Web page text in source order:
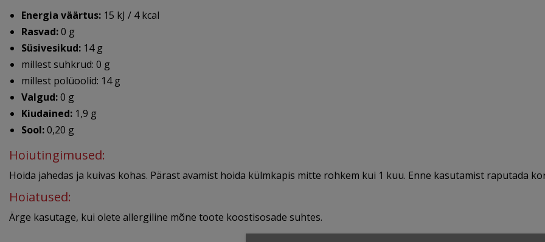
Energia väärtus: 15 kJ / 4 kcal
Rasvad:0 g
Süsivesikud: 14 g
millest suhkrud: 0 g
millest polüoolid: 14 g
Valgud:0 g
Kiudained: 1,9 g
Sool:0,20 g
Hoiutingimused:
Hoida jahedas ja kuivas kohas. Pärast avamist hoida külmkapis mitte rohkem kui 1 kuu. Enne kasutamist raputada
Hoiatused:
Ärge kasutage, kui olete allergiline mõne toote koostisosade suhtes.